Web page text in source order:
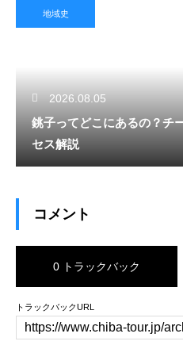
地域史
2026.08.05
銚子ってどこにあるの？チ
セス解説
コメント
0 トラックバック
トラックバックURL